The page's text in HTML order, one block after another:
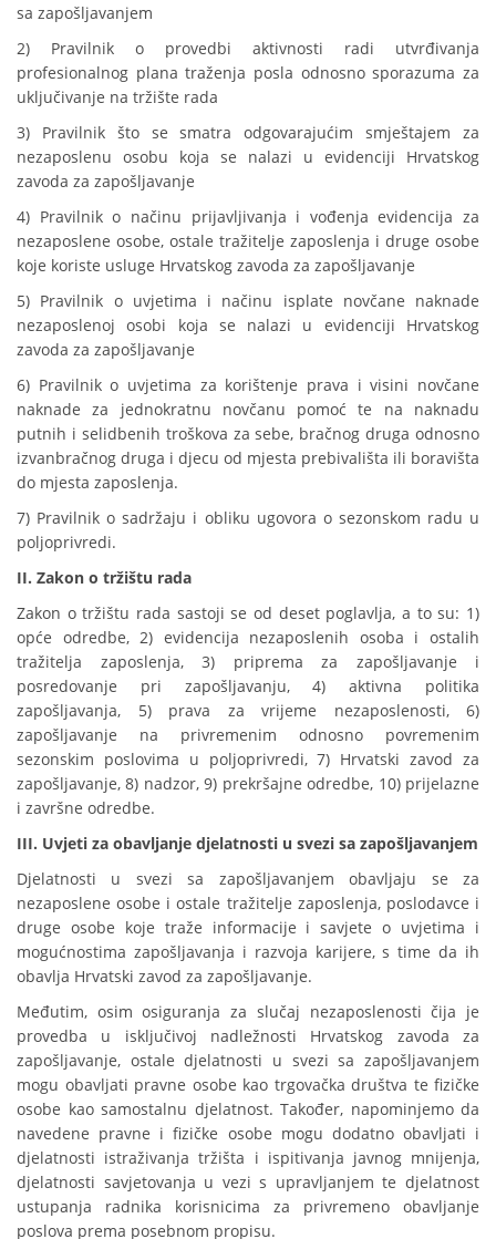
sa zapošljavanjem
2) Pravilnik o provedbi aktivnosti radi utvrđivanja
profesionalnog plana traženja posla odnosno sporazuma za
uključivanje na tržište rada
3) Pravilnik što se smatra odgovarajućim smještajem za
nezaposlenu osobu koja se nalazi u evidenciji Hrvatskog
zavoda za zapošljavanje
4) Pravilnik o načinu prijavljivanja i vođenja evidencija za
nezaposlene osobe, ostale tražitelje zaposlenja i druge osobe
koje koriste usluge Hrvatskog zavoda za zapošljavanje
5) Pravilnik o uvjetima i načinu isplate novčane naknade
nezaposlenoj osobi koja se nalazi u evidenciji Hrvatskog
zavoda za zapošljavanje
6) Pravilnik o uvjetima za korištenje prava i visini novčane
naknade za jednokratnu novčanu pomoć te na naknadu
putnih i selidbenih troškova za sebe, bračnog druga odnosno
izvanbračnog druga i djecu od mjesta prebivališta ili boravišta
do mjesta zaposlenja.
7) Pravilnik o sadržaju i obliku ugovora o sezonskom radu u
poljoprivredi.
II. Zakon o tržištu rada
Zakon o tržištu rada sastoji se od deset poglavlja, a to su: 1)
opće odredbe, 2) evidencija nezaposlenih osoba i ostalih
tražitelja zaposlenja, 3) priprema za zapošljavanje i
posredovanje pri zapošljavanju, 4) aktivna politika
zapošljavanja, 5) prava za vrijeme nezaposlenosti, 6)
zapošljavanje na privremenim odnosno povremenim
sezonskim poslovima u poljoprivredi, 7) Hrvatski zavod za
zapošljavanje, 8) nadzor, 9) prekršajne odredbe, 10) prijelazne
i završne odredbe.
III. Uvjeti za obavljanje djelatnosti u svezi sa zapošljavanjem
Djelatnosti u svezi sa zapošljavanjem obavljaju se za
nezaposlene osobe i ostale tražitelje zaposlenja, poslodavce i
druge osobe koje traže informacije i savjete o uvjetima i
mogućnostima zapošljavanja i razvoja karijere, s time da ih
obavlja Hrvatski zavod za zapošljavanje.
Međutim, osim osiguranja za slučaj nezaposlenosti čija je
provedba u isključivoj nadležnosti Hrvatskog zavoda za
zapošljavanje, ostale djelatnosti u svezi sa zapošljavanjem
mogu obavljati pravne osobe kao trgovačka društva te fizičke
osobe kao samostalnu djelatnost. Također, napominjemo da
navedene pravne i fizičke osobe mogu dodatno obavljati i
djelatnosti istraživanja tržišta i ispitivanja javnog mnijenja,
djelatnosti savjetovanja u vezi s upravljanjem te djelatnost
ustupanja radnika korisnicima za privremeno obavljanje
poslova prema posebnom propisu.